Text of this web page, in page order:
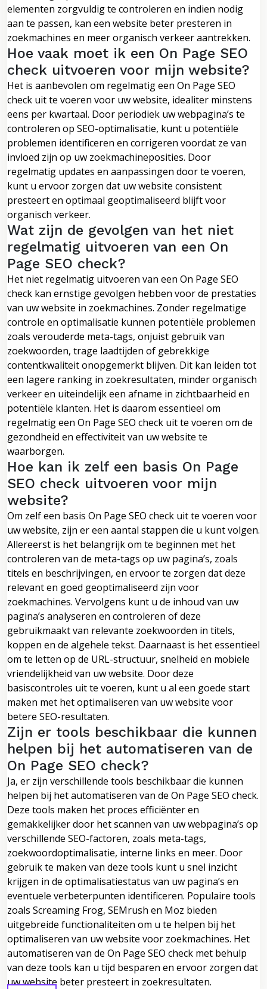
elementen zorgvuldig te controleren en indien nodig
aan te passen, kan een website beter presteren in
zoekmachines en meer organisch verkeer aantrekken.
Hoe vaak moet ik een On Page SEO
check uitvoeren voor mijn website?
Het is aanbevolen om regelmatig een On Page SEO
check uit te voeren voor uw website, idealiter minstens
eens per kwartaal. Door periodiek uw webpagina’s te
controleren op SEO-optimalisatie, kunt u potentiële
problemen identificeren en corrigeren voordat ze van
invloed zijn op uw zoekmachineposities. Door
regelmatig updates en aanpassingen door te voeren,
kunt u ervoor zorgen dat uw website consistent
presteert en optimaal geoptimaliseerd blijft voor
organisch verkeer.
Wat zijn de gevolgen van het niet
regelmatig uitvoeren van een On
Page SEO check?
Het niet regelmatig uitvoeren van een On Page SEO
check kan ernstige gevolgen hebben voor de prestaties
van uw website in zoekmachines. Zonder regelmatige
controle en optimalisatie kunnen potentiële problemen
zoals verouderde meta-tags, onjuist gebruik van
zoekwoorden, trage laadtijden of gebrekkige
contentkwaliteit onopgemerkt blijven. Dit kan leiden tot
een lagere ranking in zoekresultaten, minder organisch
verkeer en uiteindelijk een afname in zichtbaarheid en
potentiële klanten. Het is daarom essentieel om
regelmatig een On Page SEO check uit te voeren om de
gezondheid en effectiviteit van uw website te
waarborgen.
Hoe kan ik zelf een basis On Page
SEO check uitvoeren voor mijn
website?
Om zelf een basis On Page SEO check uit te voeren voor
uw website, zijn er een aantal stappen die u kunt volgen.
Allereerst is het belangrijk om te beginnen met het
controleren van de meta-tags op uw pagina’s, zoals
titels en beschrijvingen, en ervoor te zorgen dat deze
relevant en goed geoptimaliseerd zijn voor
zoekmachines. Vervolgens kunt u de inhoud van uw
pagina’s analyseren en controleren of deze
gebruikmaakt van relevante zoekwoorden in titels,
koppen en de algehele tekst. Daarnaast is het essentieel
om te letten op de URL-structuur, snelheid en mobiele
vriendelijkheid van uw website. Door deze
basiscontroles uit te voeren, kunt u al een goede start
maken met het optimaliseren van uw website voor
betere SEO-resultaten.
Zijn er tools beschikbaar die kunnen
helpen bij het automatiseren van de
On Page SEO check?
Ja, er zijn verschillende tools beschikbaar die kunnen
helpen bij het automatiseren van de On Page SEO check.
Deze tools maken het proces efficiënter en
gemakkelijker door het scannen van uw webpagina’s op
verschillende SEO-factoren, zoals meta-tags,
zoekwoordoptimalisatie, interne links en meer. Door
gebruik te maken van deze tools kunt u snel inzicht
krijgen in de optimalisatiestatus van uw pagina’s en
eventuele verbeterpunten identificeren. Populaire tools
zoals Screaming Frog, SEMrush en Moz bieden
uitgebreide functionaliteiten om u te helpen bij het
optimaliseren van uw website voor zoekmachines. Het
automatiseren van de On Page SEO check met behulp
van deze tools kan u tijd besparen en ervoor zorgen dat
uw website beter presteert in zoekresultaten.